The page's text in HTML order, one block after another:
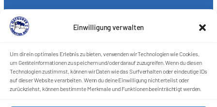
Einwilligung verwalten
Um dir ein optimales Erlebnis zu bieten, verwenden wir Technologien wie Cookies,
um Geräteinformationen zu speichern und/oder darauf zuzugreifen. Wenn du diesen
Technologien zustimmst, können wir Daten wie das Surfverhalten oder eindeutige IDs
auf dieser Website verarbeiten. Wenn du deine Einwilligung nicht erteilst oder
zurückziehst, können bestimmte Merkmale und Funktionen beeinträchtigt werden.